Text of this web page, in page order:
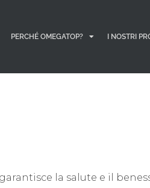
PERCHÉ OMEGATOP? I NOSTRI
la salute e il